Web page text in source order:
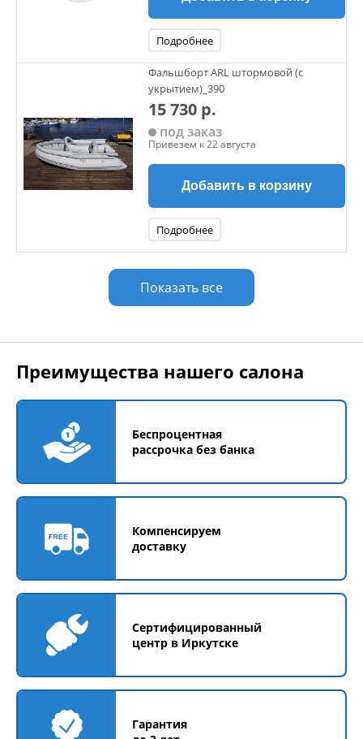
Подробнее
Фальшборт ARL штормовой (с
укрытием)_390
15 730 р.
под заказ
Привезем к 22 августа
Добавить в корзину
Подробнее
Показать все
Преимущества нашего салона
Беспроцентная
рассрочка без банка
Компенсируем
доставку
Сертифицированный
центр в Иркутске
Гарантия